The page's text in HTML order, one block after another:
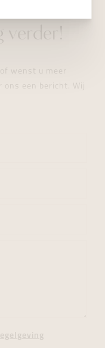
verder!
wenst u meer
ons een bericht. Wij